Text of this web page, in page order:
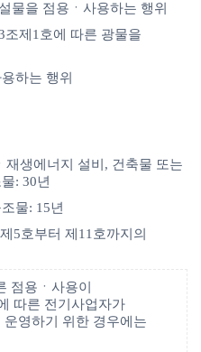
물을 점용ㆍ사용하는 행위
제1호에 따른 광물을
하는 행위
재생에너지 설비, 건축물 또는
: 30년
물: 15년
5호부터 제11호까지의
점용ㆍ사용이
따른 전기사업자가
영하기 위한 경우에는